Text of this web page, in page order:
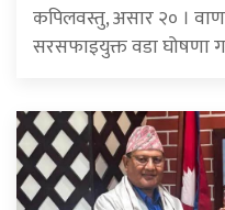
कपिलवस्तु, असार २० ।
सरसफाइयुक्त वडा घोषणा